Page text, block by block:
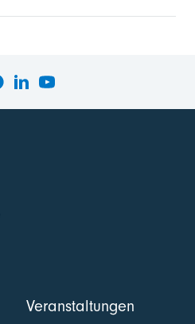
Veranstaltungen